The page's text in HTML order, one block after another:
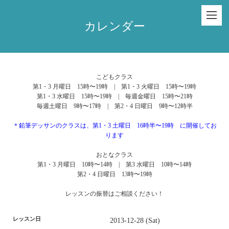
カレンダー
こどもクラス
第1・3 月曜日 15時〜19時 | 第1・3 火曜日 15時〜19時
第1・3 水曜日 15時〜19時 | 毎週金曜日 15時〜21時
毎週土曜日 9時〜17時 | 第2・4 日曜日 9時〜12時半
＊鉛筆デッサンのクラスは、第1・3 土曜日 16時半〜19時 に開催してお
ります
おとなクラス
第1・3 月曜日 10時〜14時 | 第3 水曜日 10時〜14時
第2・4 日曜日 13時〜19時
レッスンの振替はご相談ください！
レッスン日 2013-12-28 (Sat)